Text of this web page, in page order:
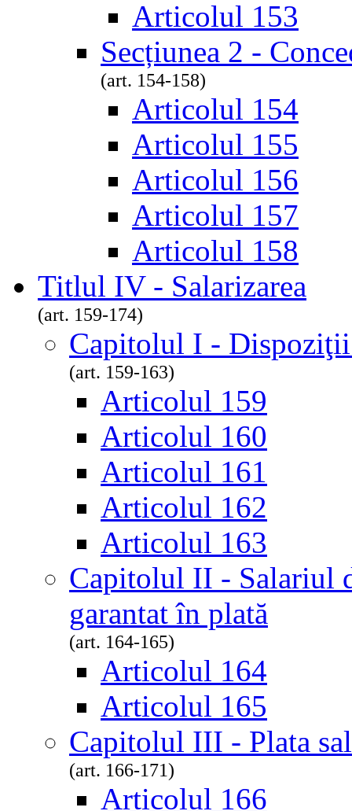
Articolul 153
Secțiunea 2 -
(art. 154-158)
Articolul 154
Articolul 155
Articolul 156
Articolul 157
Articolul 158
Titlul IV - Salarizarea
(art. 159-174)
Capitolul I - Dispoziţii
(art. 159-163)
Articolul 159
Articolul 160
Articolul 161
Articolul 162
Articolul 163
Capitolul II - Salariul
garantat în plată
(art. 164-165)
Articolul 164
Articolul 165
Capitolul III - Plata
(art. 166-171)
Articolul 166